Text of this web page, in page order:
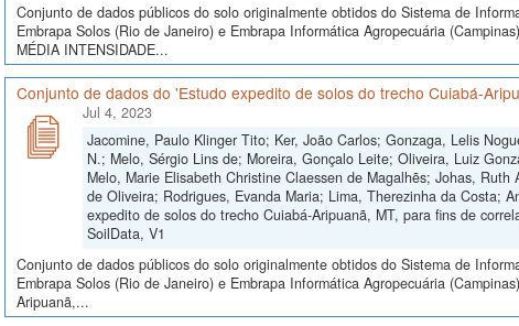
Conjunto de dados públicos do solo originalmente obtidos do Sistema de
Embrapa Solos (Rio de Janeiro) e Embrapa Informática Agropecuária
MÉDIA INTENSIDADE...
Conjunto de dados do 'Estudo expedito de solos do trecho Cuiabá-
Jul 4, 2023
Jacomine, Paulo Klinger Tito; Ker, João Carlos; Gonzaga, Lelis
N.; Melo, Sérgio Lins de; Moreira, Gonçalo Leite; Oliveira, Luiz
Melo, Marie Elisabeth Christine Claessen de Magalhẽs; Johas,
de Oliveira; Rodrigues, Evanda Maria; Lima, Therezinha da Costa;
expedito de solos do trecho Cuiabá-Aripuanã, MT, para fins de
SoilData, V1
Conjunto de dados públicos do solo originalmente obtidos do Sistema de
Embrapa Solos (Rio de Janeiro) e Embrapa Informática Agropecuária
Aripuanã,...